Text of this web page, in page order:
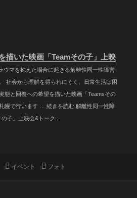
描いた映画「Teamその子」上映
ウマを抱えた場合に起きる解離性同一性障害
社会から理解を得られにくく、日常生活は困
態と回復への希望を描いた映画「Teamsその
幌で行います … 続きを読む 解離性同一性障
子」上映会&トーク...
カ
イベント
タ
フォト